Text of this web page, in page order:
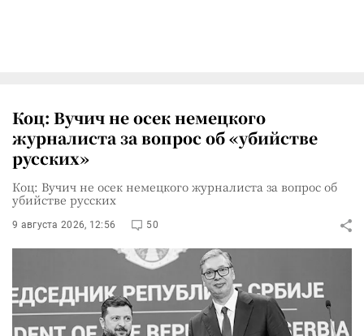
Коц: Вучич не осек немецкого
журналиста за вопрос об «убийстве
русских»
Коц: Вучич не осек немецкого журналиста за вопрос об
убийстве русских
9 августа 2026, 12:56 50